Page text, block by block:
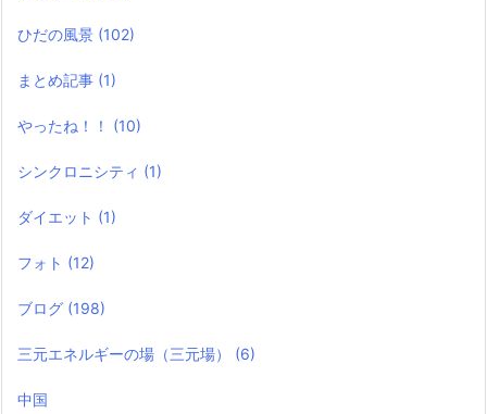
ひだの風景 (102)
まとめ記事 (1)
やったね！！ (10)
シンクロニシティ (1)
ダイエット (1)
フォト (12)
ブログ (198)
三元エネルギーの場（三元場） (6)
中国